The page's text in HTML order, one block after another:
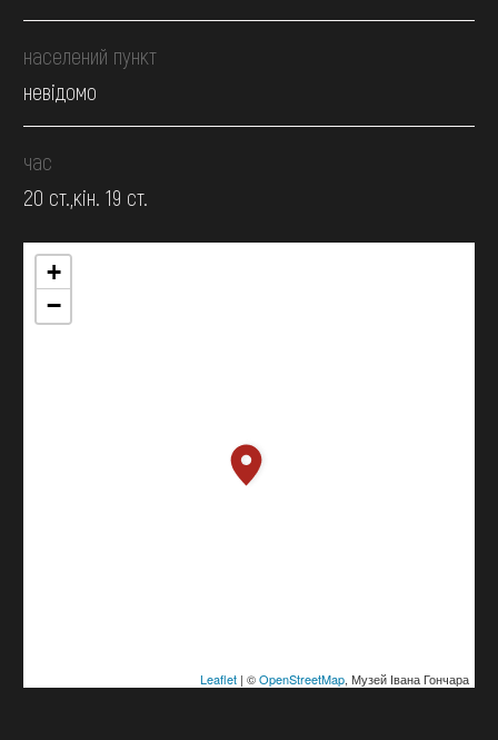
населений пункт
невідомо
час
20 ст.,кін. 19 ст.
+
−
Leaflet| ©OpenStreetMap, Музей Івана Гончара